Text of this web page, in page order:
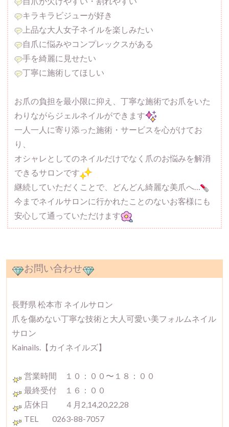
キラキラビジューが好き
上品な大人女子ネイルを楽しみたい
自爪に悩みやコンプレックスがある
手を綺麗に見せたい
丁寧に施術してほしい
お爪の負担を最小限に抑え、丁寧な施術でお爪をいた
わりながらジェルネイルができます
一人一人に寄り添った施術・サービスを心がけてお
り、
オシャレとしてのネイルだけでなく爪のお悩みを解消
できるサロンです
継続していただくことで、どんどん綺麗な美爪へ…
今までネイルサロンに行かれたことのないお客様にも
安心して通っていただけます
お問い合わせ
長野県 松本市 ネイルサロン
爪を傷めない丁寧な技術と大人可愛い美フォルムネイル
サロン
Kainails.【カイネイルズ】
営業時間 １０：００〜１８：００
最終受付 １６：００
店休日 ４月2,14,20,22,28
TEL 0263-88-7057